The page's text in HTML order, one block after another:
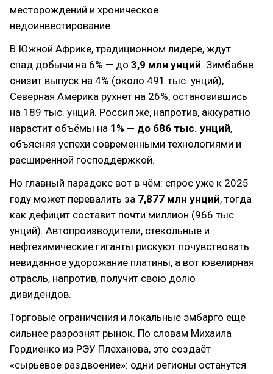
месторождений и хроническое
недоинвестирование.
В Южной Африке, традиционном лидере, ждут
спад добычи на 6% — до 3,9 млн унций. Зимбабве
снизит выпуск на 4% (около 491 тыс. унций),
Северная Америка рухнет на 26%, остановившись
на 189 тыс. унций. Россия же, напротив, аккуратно
нарастит объёмы на 1% — до 686 тыс. унций,
объясняя успехи современными технологиями и
расширенной господдержкой.
Но главный парадокс вот в чём: спрос уже к 2025
году может перевалить за 7,877 млн унций, тогда
как дефицит составит почти миллион (966 тыс.
унций). Автопроизводители, стекольные и
нефтехимические гиганты рискуют почувствовать
невиданное удорожание платины, а вот ювелирная
отрасль, напротив, получит свою долю
дивидендов.
Торговые ограничения и локальные эмбарго ещё
сильнее разрознят рынок. По словам Михаила
Гордиенко из РЭУ Плеханова, это создаёт
«сырьевое раздвоение»: одни регионы останутся